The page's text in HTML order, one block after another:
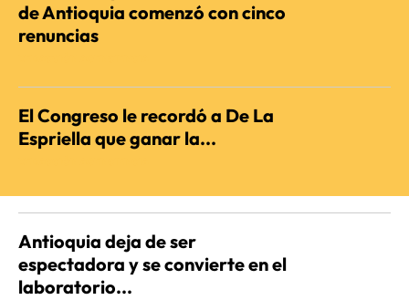
de Antioquia comenzó con cinco
renuncias
El Congreso le recordó a De La
Espriella que ganar la...
Antioquia deja de ser
espectadora y se convierte en el
laboratorio...